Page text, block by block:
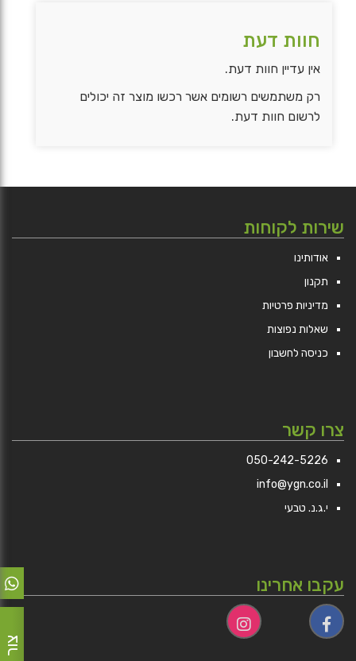
חוות דעת
אין עדיין חוות דעת.
רק משתמשים רשומים אשר רכשו מוצר זה יכולים
לרשום חוות דעת.
שירות לקוחות
אודותינו
תקנון
מדיניות פרטיות
שאלות נפוצות
כניסה לחשבון
צרו קשר
050-242-5226
info@ygn.co.il
י.ג.נ. טבעי
עקבו אחרינו